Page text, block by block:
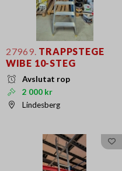
27969. TRAPPSTEGE
WIBE 10-STEG
Avslutat rop
2 000 kr
Lindesberg